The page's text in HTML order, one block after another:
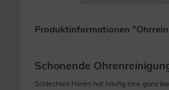
Produktinformationen
Schonende
Schlechtes Hören hat häufig eine ganz